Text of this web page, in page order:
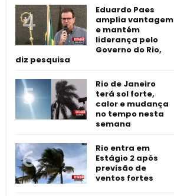
Eduardo Paes
amplia vantagem
e mantém
liderança pelo
Governo do Rio,
diz pesquisa
Rio de Janeiro
terá sol forte,
calor e mudança
no tempo nesta
semana
Rio entra em
Estágio 2 após
previsão de
ventos fortes